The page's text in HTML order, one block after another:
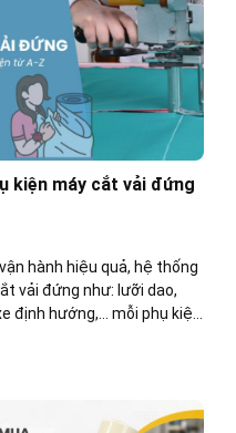
kiện máy cắt vải đứng
hành hiệu quả, hệ thống
vải đứng như: lưỡi dao,
định hướng,… mỗi phụ kiện
và tuổi thọ thiết bị